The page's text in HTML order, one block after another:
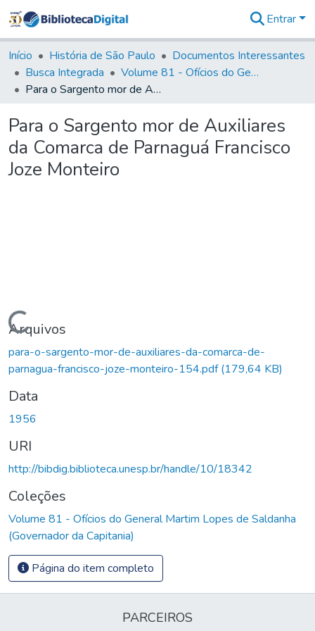
&
Coleções
Tudo na
Biblioteca
Estatísticas
Entrar
Início História de São Paulo
Documentos Interessantes
Busca Integrada
Volume 81 - Ofícios do General Martim Lopes de Saldanha (Governador da Capitania)
Para o Sargento mor de Auxiliares da Comarca de Parnaguá Francisco Joze Monteiro
Para o Sargento mor de Auxiliares
da Comarca de Parnaguá Francisco
Joze Monteiro
Carregando...
Arquivos
para-o-sargento-mor-de-auxiliares-da-comarca-de-
parnagua-francisco-joze-monteiro-154.pdf(179,64 KB)
Data
1956
URI
http://bibdig.biblioteca.unesp.br/handle/10/18342
Coleções
Volume 81 - Ofícios do General Martim Lopes de Saldanha
(Governador da Capitania)
Página do item completo
PARCEIROS